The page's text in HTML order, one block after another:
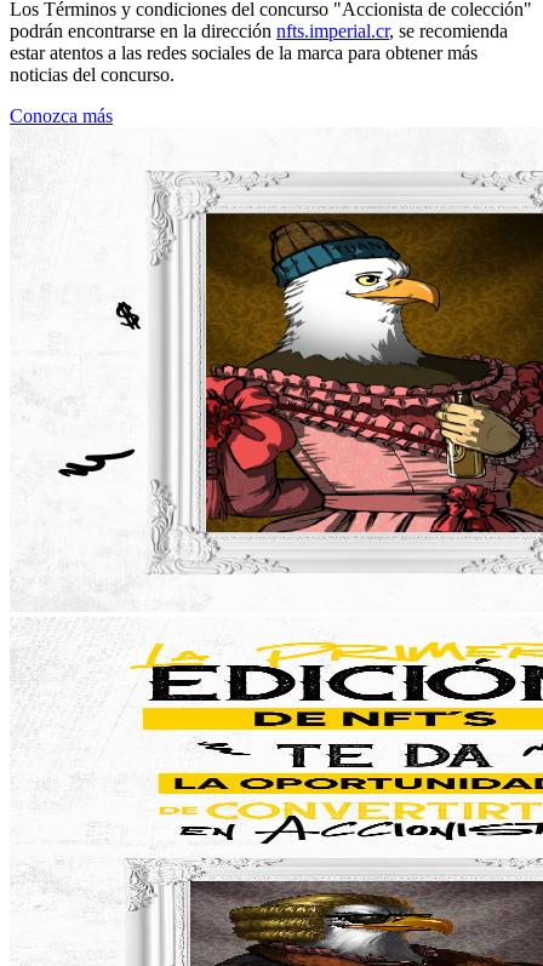
Los Términos y condiciones del concurso "Accionista de colección"
podrán encontrarse en la dirección nfts.imperial.cr, se recomienda
estar atentos a las redes sociales de la marca para obtener más
noticias del concurso.
Conozca más